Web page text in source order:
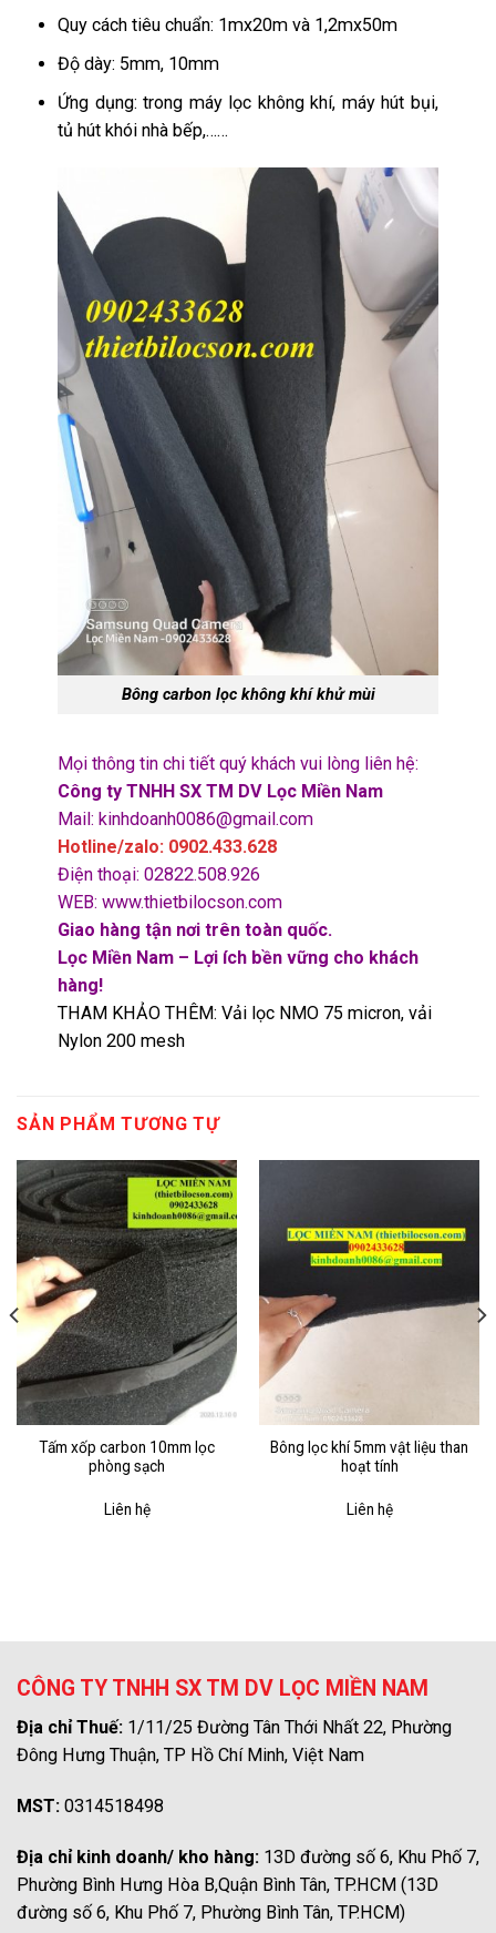
Quy cách tiêu chuẩn: 1mx20m và 1,2mx50m
Độ dày: 5mm, 10mm
Ứng dụng: trong máy lọc không khí, máy hút bụi,
tủ hút khói nhà bếp,……
Bông carbon lọc không khí khử mùi
Mọi thông tin chi tiết quý khách vui lòng liên hệ:
Công ty TNHH SX TM DV Lọc Miền Nam
Mail: kinhdoanh0086@gmail.com
Hotline/zalo: 0902.433.628
Điện thoại: 02822.508.926
WEB: www.thietbilocson.com
Giao hàng tận nơi trên toàn quốc.
Lọc Miền Nam – Lợi ích bền vững cho khách
hàng!
THAM KHẢO THÊM:Vải lọc NMO 75 micron, vải
Nylon 200 mesh
SẢN PHẨM TƯƠNG TỰ
Tấm xốp carbon 10mm lọc
phòng sạch
Liên hệ
Bông lọc khí 5mm vật liệu than
hoạt tính
Liên hệ
CÔNG TY TNHH SX TM DV LỌC MIỀN NAM
Địa chỉ Thuế: 1/11/25 Đường Tân Thới Nhất 22, Phường
Đông Hưng Thuận, TP Hồ Chí Minh, Việt Nam
MST: 0314518498
Địa chỉ kinh doanh/ kho hàng: 13D đường số 6, Khu Phố 7,
Phường Bình Hưng Hòa B,Quận Bình Tân, TP.HCM (13D
đường số 6, Khu Phố 7, Phường Bình Tân, TP.HCM)